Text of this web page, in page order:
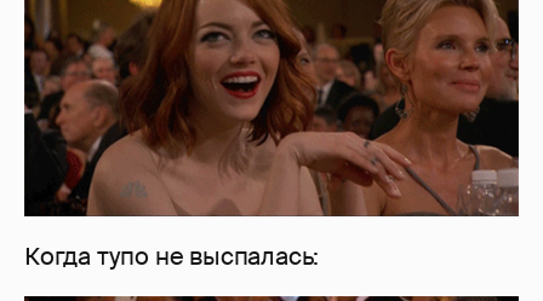
Когда тупо не выспалась: